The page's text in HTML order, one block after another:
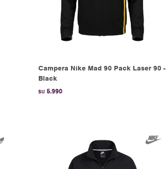
Campera Nike Mad 90 Pack Laser 90 -
Black
$U 5.990